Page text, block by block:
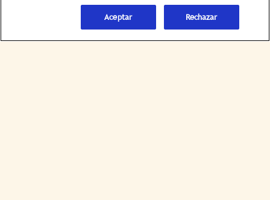
Rechazar
Aceptar